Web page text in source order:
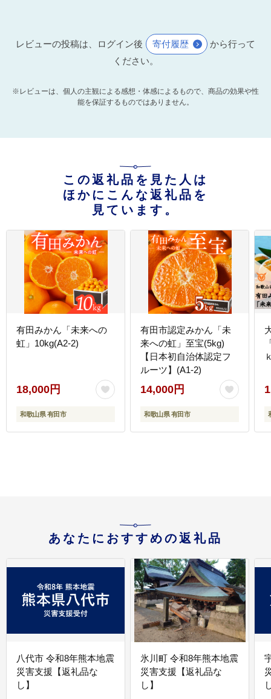
レビューの投稿は、ログイン後 寄付履歴
から行って
ください。
※レビューは、個人の主観による感想・体感によるもので、商品の効果や性
能を保証するものではありません。
この返礼品を見た人は
ほかにこんな返礼品を
見ています。
有田みかん「未来への
虹」10kg(A2-2)
18,000円
和歌山県 有田市
有田市認定みかん「未
来への虹」至宝(5kg)
【日本初自治体認定フ
ルーツ】(A1-2)
14,000円
和歌山県 有田市
あなたにおすすめの返礼品
八代市 令和8年熊本地震
災害支援【返礼品な
し】
氷川町 令和8年熊本地震
災害支援【返礼品な
し】